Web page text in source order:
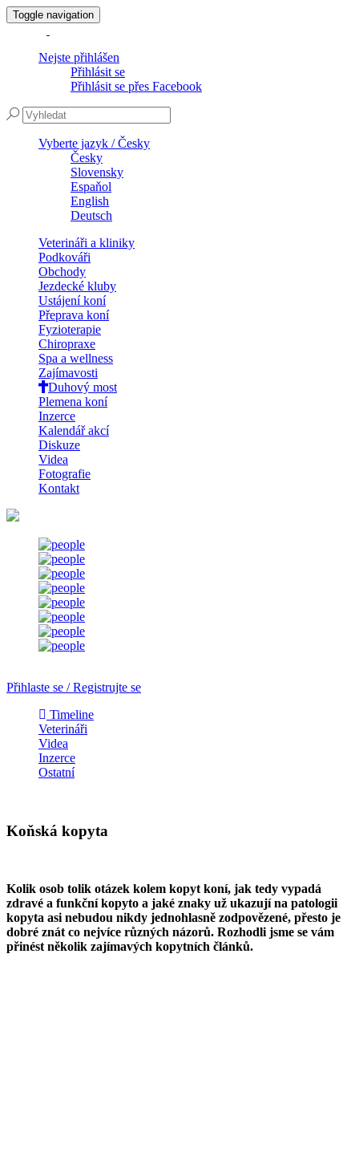
Toggle navigation
Nejste přihlášen
Přihlásit se
Přihlásit se přes Facebook
Vyberte jazyk / Česky
Česky
Slovensky
Espaňol
English
Deutsch
Veterináři a kliniky
Podkováři
Obchody
Jezdecké kluby
Ustájení koní
Přeprava koní
Fyzioterapie
Chiropraxe
Spa a wellness
Zajímavosti
Duhový most
Plemena koní
Inzerce
Kalendář akcí
Diskuze
Videa
Fotografie
Kontakt
Přihlaste se / Registrujte se
Timeline
Veterináři
Videa
Inzerce
Ostatní
Koňská kopyta
Kolik osob tolik otázek kolem kopyt koní, jak tedy vypadá
zdravé a funkční kopyto a jaké znaky už ukazují na patologii
kopyta asi nebudou nikdy jednohlasně zodpovězené, přesto je
dobré znát co nejvíce různých názorů. Rozhodli jsme se vám
přinést několik zajímavých kopytních článků.